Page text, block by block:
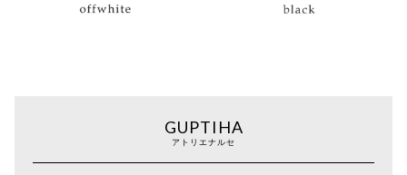
GUPTIHA
アトリエナルセ